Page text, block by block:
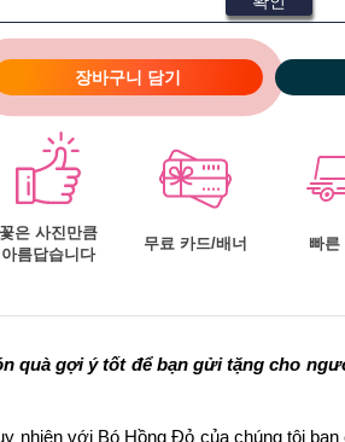
장바구니 담기
꽃은 사진만큼
아름답습니다
무료 카드/배너 빠른
quà gợi ý tốt để bạn gửi tặng cho
nhiên với Bó Hồng Đỏ của chúng tôi